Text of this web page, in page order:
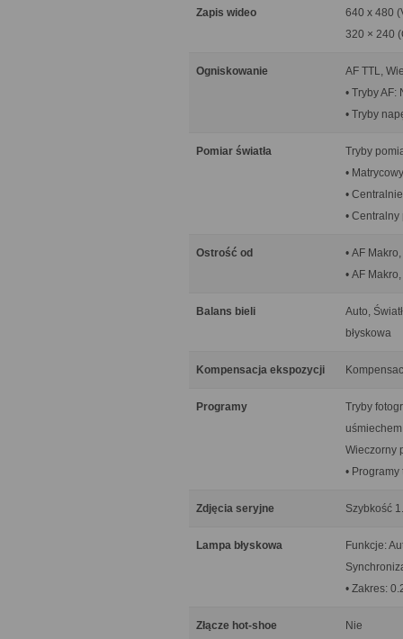
Zapis wideo
640 x 480
320 × 240
Ogniskowanie
AF TTL,
• Tryby AF:
• Tryby
Pomiar światła
Tryby
•
•
•
Ostrość od
• AF
• AF
Balans bieli
Auto,
błyskowa
Kompensacja ekspozycji
Programy
Tryby
Wieczorny
•
Zdjęcia seryjne Szybkość
Lampa błyskowa
Funkcje:
• Zakres:
Złącze hot-shoe Nie